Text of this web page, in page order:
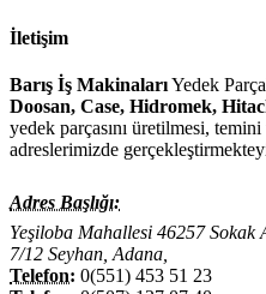
İletişim
Barış İş MakinalarıYedek
Doosan, Case, Hidromek,
yedek parçasını üretilmesi, temini
adreslerimizde
Adres Başlığı:
Yeşiloba Mahallesi 46257
7/12 Seyhan, Adana,
Telefon: 0(551) 453 51 23